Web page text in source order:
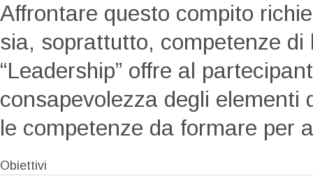
Affrontare questo compito
sia, soprattutto, competenze
“Leadership” offre al
consapevolezza degli elementi
le competenze da formare per
Obiettivi